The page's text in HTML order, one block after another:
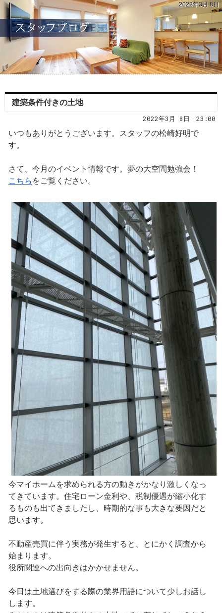
2022年3月 8日
建築条件付きの土地
2022年3月 8日｜23:00
いつもありがとうございます。スタッフの松崎好明で
す。
さて、今月のイベント情報です。夢の大空間勉強会！
こちら をご覧ください。
今マイホームを求められる方の動きがかなり激しくなっ
てきています。住宅ローン金利や、税制優遇が縮小化す
るものも出てきましたし、時期的な事も大きな要因だと
思います。
不動産売買に伴う実務が発生すると、とにかく調査から
始まります。
役所関連への出向きはかかせません。
今日は土地選びをする際の業界用語について少しお話し
します。